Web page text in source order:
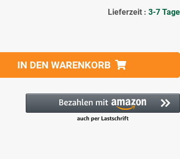
Lieferzeit : 3-7 Tage
IN DEN WARENKORB